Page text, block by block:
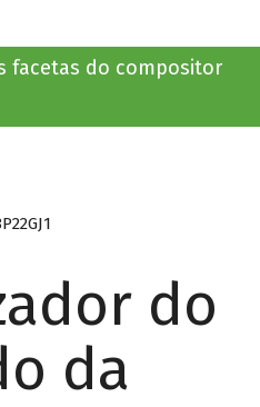
facetas do compositor
do
da